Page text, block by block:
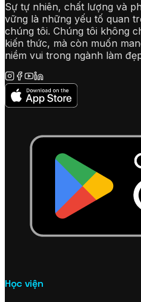
Sự tự nhiên, chất lượng và
vững là những yếu tố quan
chúng tôi. Chúng tôi không
kiến thức, mà còn muốn
niềm vui trong ngành làm
Học viện